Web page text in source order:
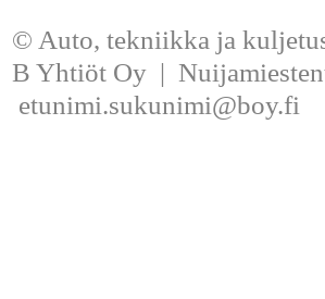
© Auto, tekniikka ja
B Yhtiöt Oy |
etunimi.sukunimi@boy.fi